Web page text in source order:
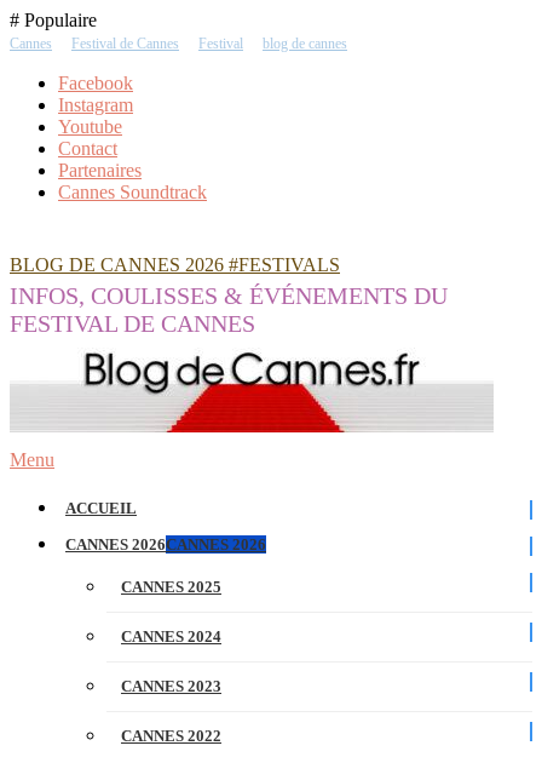
Skip
To
# Populaire
Cannes Festival de Cannes Festival blog de cannes
Facebook
Instagram
Youtube
Contact
Partenaires
Cannes Soundtrack
BLOG DE CANNES 2026 #FESTIVALS
INFOS, COULISSES & ÉVÉNEMENTS DU
FESTIVAL DE CANNES
Menu
ACCUEIL
CANNES 2026CANNES 2026
CANNES 2025
CANNES 2024
CANNES 2023
CANNES 2022